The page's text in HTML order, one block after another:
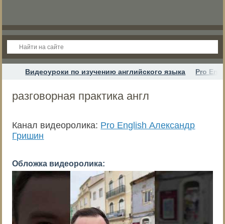
Видеоуроки по изучению английского языка Pro
разговорная практика англ
Канал видеоролика: Pro English Александр
Гришин
Обложка видеоролика: